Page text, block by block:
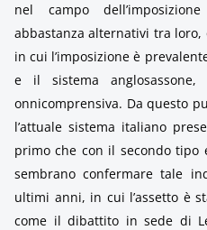
nel campo
abbastanza alternativi tra
in cui l’imposizione è
e il sistema
onnicomprensiva. Da questo
l’attuale sistema italiano
primo che con il secondo tipo
sembrano confermare tale
ultimi anni, in cui l’assetto è
come il dibattito in sede di